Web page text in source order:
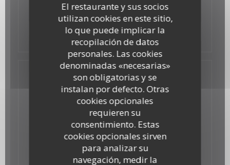
El restaurante y sus socios
utilizan cookies en este sitio,
lo que puede implicar la
recopilación de datos
personales. Las cookies
denominadas «necesarias»
son obligatorias y se
instalan por defecto. Otras
cookies opcionales
requieren su
consentimiento. Estas
cookies opcionales sirven
para analizar su
navegación, medir la
Mira el articulo de prensa((abre en una